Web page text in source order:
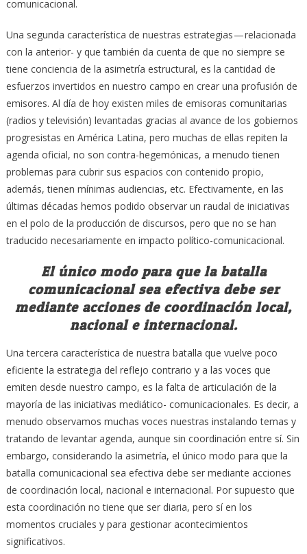
comunicacional.
Una segunda característica de nuestras estrategias — relacionada
con la anterior- y que también da cuenta de que no siempre se
tiene conciencia de la asimetría estructural, es la cantidad de
esfuerzos invertidos en nuestro campo en crear una profusión de
emisores. Al día de hoy existen miles de emisoras comunitarias
(radios y televisión) levantadas gracias al avance de los gobiernos
progresistas en América Latina, pero muchas de ellas repiten la
agenda oficial, no son contra-hegemónicas, a menudo tienen
problemas para cubrir sus espacios con contenido propio,
además, tienen mínimas audiencias, etc. Efectivamente, en las
últimas décadas hemos podido observar un raudal de iniciativas
en el polo de la producción de discursos, pero que no se han
traducido necesariamente en impacto político-comunicacional.
El único modo para que la batalla
comunicacional sea efectiva debe ser
mediante acciones de coordinación local,
nacional e internacional.
Una tercera característica de nuestra batalla que vuelve poco
eficiente la estrategia del reflejo contrario y a las voces que
emiten desde nuestro campo, es la falta de articulación de la
mayoría de las iniciativas mediático- comunicacionales. Es decir, a
menudo observamos muchas voces nuestras instalando temas y
tratando de levantar agenda, aunque sin coordinación entre sí. Sin
embargo, considerando la asimetría, el único modo para que la
batalla comunicacional sea efectiva debe ser mediante acciones
de coordinación local, nacional e internacional. Por supuesto que
esta coordinación no tiene que ser diaria, pero sí en los
momentos cruciales y para gestionar acontecimientos
significativos.